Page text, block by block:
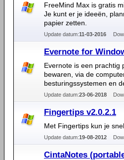
FreeMind Max is gratis
Je kunt er je ideeën,
papier zetten.
Update datum:11-03-2016
Evernote for
Evernote is een prachtig
bewaren, via de
besturingssystemen en
Update datum:23-06-2018
Fingertips v2.0.2.1
Met Fingertips kun je
Update datum:19-08-2012
CintaNotes